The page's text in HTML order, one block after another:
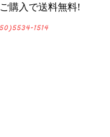
購入で送料無料!